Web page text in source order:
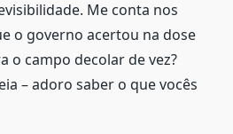
Me conta nos
o governo acertou na dose
o campo decolar de vez?
– adoro saber o que vocês